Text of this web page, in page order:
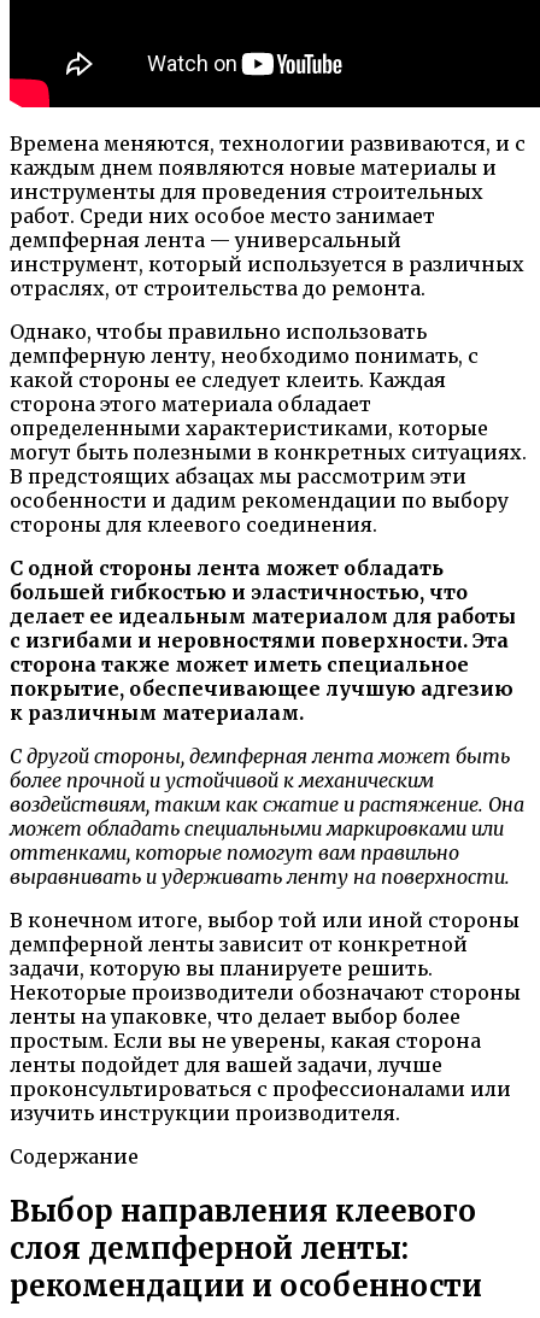
Времена меняются, технологии развиваются, и с
каждым днем появляются новые материалы и
инструменты для проведения строительных
работ. Среди них особое место занимает
демпферная лента — универсальный
инструмент, который используется в различных
отраслях, от строительства до ремонта.
Однако, чтобы правильно использовать
демпферную ленту, необходимо понимать, с
какой стороны ее следует клеить. Каждая
сторона этого материала обладает
определенными характеристиками, которые
могут быть полезными в конкретных ситуациях.
В предстоящих абзацах мы рассмотрим эти
особенности и дадим рекомендации по выбору
стороны для клеевого соединения.
С одной стороны лента может обладать
большей гибкостью и эластичностью, что
делает ее идеальным материалом для работы
с изгибами и неровностями поверхности. Эта
сторона также может иметь специальное
покрытие, обеспечивающее лучшую адгезию
к различным материалам.
С другой стороны, демпферная лента может быть
более прочной и устойчивой к механическим
воздействиям, таким как сжатие и растяжение. Она
может обладать специальными маркировками или
оттенками, которые помогут вам правильно
выравнивать и удерживать ленту на поверхности.
В конечном итоге, выбор той или иной стороны
демпферной ленты зависит от конкретной
задачи, которую вы планируете решить.
Некоторые производители обозначают стороны
ленты на упаковке, что делает выбор более
простым. Если вы не уверены, какая сторона
ленты подойдет для вашей задачи, лучше
проконсультироваться с профессионалами или
изучить инструкции производителя.
Содержание
Выбор направления клеевого
слоя демпферной ленты:
рекомендации и особенности